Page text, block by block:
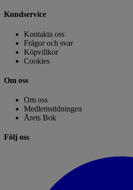
Kundservice
Kontakta oss
Frågor och svar
Köpvillkor
Cookies
Om oss
Om oss
Medlemstidningen
Årets Bok
Följ oss